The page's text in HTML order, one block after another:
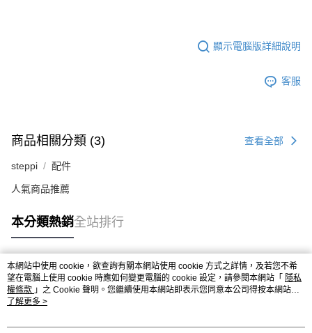
顯示電腦版詳細說明
客服
商品相關分類 (3) 查看全部
steppi 配件
人氣商品推薦
本分類熱銷全站排行
熱門標籤
本網站中使用 cookie，欲查詢有關本網站使用 cookie 方式之詳情，及若您不希
望在電腦上使用 cookie 時應如何變更電腦的 cookie 設定，請參閱本網站「 隱私
權條款 」之 Cookie 聲明。您繼續使用本網站即表示您同意本公司得按本網站使
用條款之 Cookie 聲明使用 cookie。
了解更多 >